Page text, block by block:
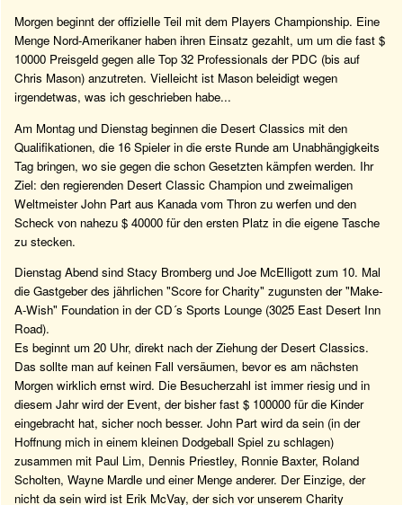
Morgen beginnt der offizielle Teil mit dem Players Championship. Eine
Menge Nord-Amerikaner haben ihren Einsatz gezahlt, um um die fast $
10000 Preisgeld gegen alle Top 32 Professionals der PDC (bis auf
Chris Mason) anzutreten. Vielleicht ist Mason beleidigt wegen
irgendetwas, was ich geschrieben habe...
Am Montag und Dienstag beginnen die Desert Classics mit den
Qualifikationen, die 16 Spieler in die erste Runde am Unabhängigkeits
Tag bringen, wo sie gegen die schon Gesetzten kämpfen werden. Ihr
Ziel: den regierenden Desert Classic Champion und zweimaligen
Weltmeister John Part aus Kanada vom Thron zu werfen und den
Scheck von nahezu $ 40000 für den ersten Platz in die eigene Tasche
zu stecken.
Dienstag Abend sind Stacy Bromberg und Joe McElligott zum 10. Mal
die Gastgeber des jährlichen "Score for Charity" zugunsten der "Make-
A-Wish" Foundation in der CD´s Sports Lounge (3025 East Desert Inn
Road).
Es beginnt um 20 Uhr, direkt nach der Ziehung der Desert Classics.
Das sollte man auf keinen Fall versäumen, bevor es am nächsten
Morgen wirklich ernst wird. Die Besucherzahl ist immer riesig und in
diesem Jahr wird der Event, der bisher fast $ 100000 für die Kinder
eingebracht hat, sicher noch besser. John Part wird da sein (in der
Hoffnung mich in einem kleinen Dodgeball Spiel zu schlagen)
zusammen mit Paul Lim, Dennis Priestley, Ronnie Baxter, Roland
Scholten, Wayne Mardle und einer Menge anderer. Der Einzige, der
nicht da sein wird ist Erik McVay, der sich vor unserem Charity